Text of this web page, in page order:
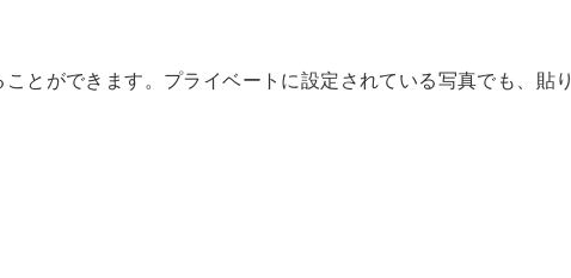
とができます。プライベートに設定されている写真でも、貼り